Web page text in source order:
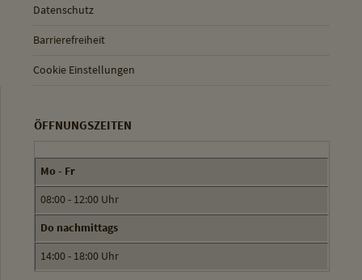
Datenschutz
Barrierefreiheit
Cookie Einstellungen
ÖFFNUNGSZEITEN
Mo - Fr
08:00 - 12:00 Uhr
Do nachmittags
14:00 - 18:00 Uhr